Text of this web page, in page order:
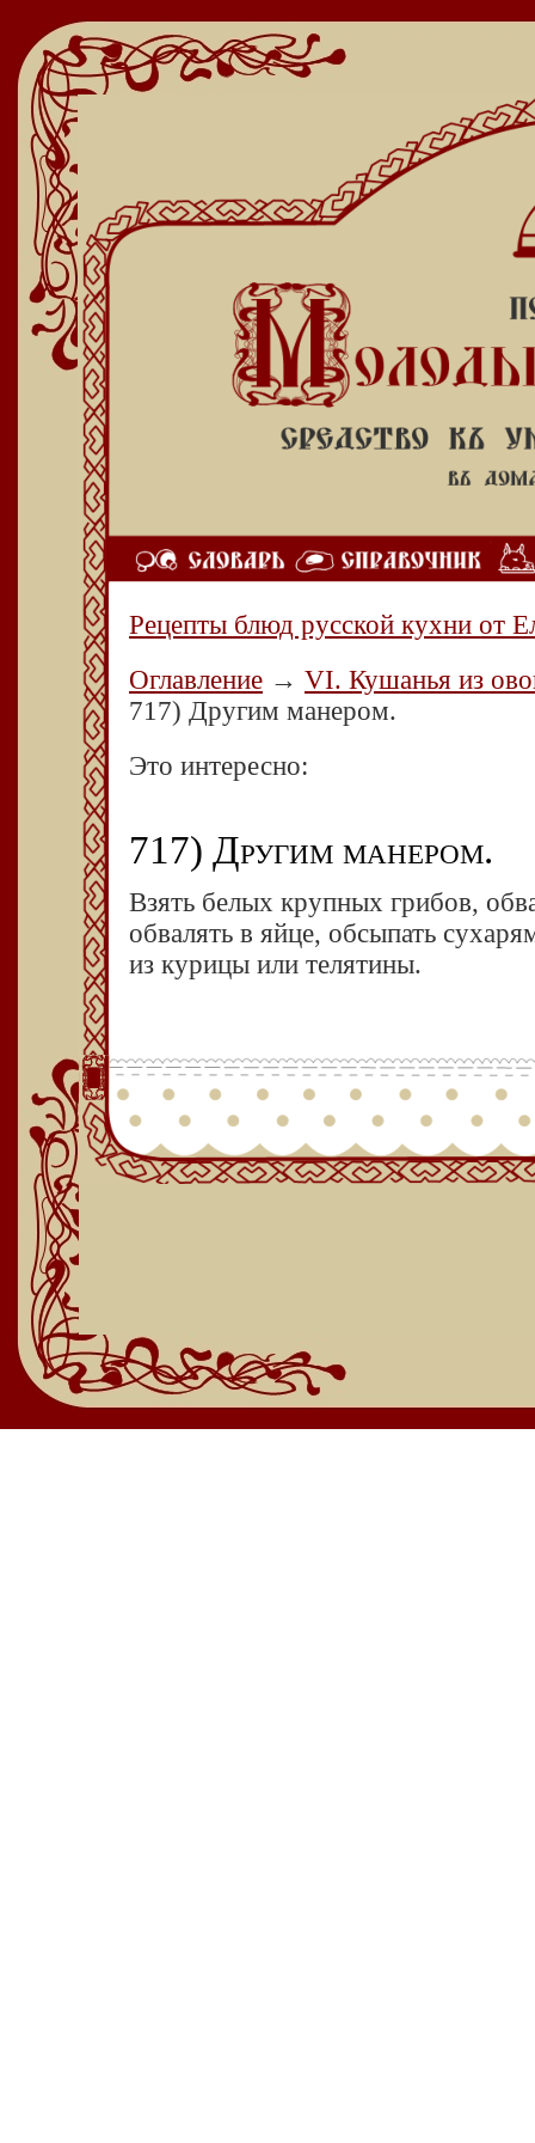
Рецепты блюд русской кухни от
Оглавление → VI. Кушанья из
717) Другим манером.
Это интересно:
717) Другим манером.
Взять белых крупных грибов,
обвалять в яйце, обсыпать
из курицы или телятины.